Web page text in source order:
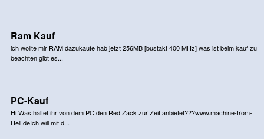
Ram Kauf
ich wollte mir RAM dazukaufe hab jetzt 256MB [bustakt 400 MHz] was ist beim kauf zu
beachten gibt es...
PC-Kauf
Hi Was haltet ihr von dem PC den Red Zack zur Zeit anbietet???www.machine-from-
Hell.deIch will mit d...